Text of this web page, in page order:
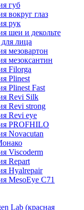
губ
вокруг глаз
рук
шеи и декольте
лица
мезовартон
мезоксантин
Filorga
Plinest
Plinest Fast
Revi Silk
Revi strong
Revi eye
PROFHILO
Novacutan
Viscoderm
Repart
Hyalrepair
MesoEye C71
Lab (красная